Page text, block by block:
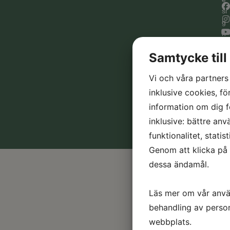
C
o
ki
e
s
si
g
n
v
te
n
t
Samtycke
Vi och våra
inklusive cookies,
information om dig
inklusive: bättre
funktionalitet,
Genom att klicka
dessa ändamål.
Läs mer om vår
behandling av
webbplats.